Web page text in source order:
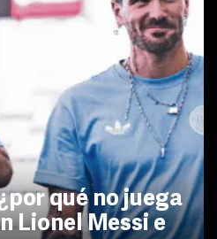
qué no juega
Lionel Messi e